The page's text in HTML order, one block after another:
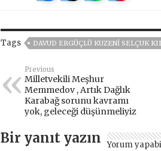
Tags DAVUD ERGÜÇLÜ KUZENI SELÇUK
Previous
Milletvekili Meşhur
Memmedov , Artık Dağlık
Karabağ sorunu kavramı
yok, geleceği düşünmeliyiz
Bir yanıt yazın Yorum